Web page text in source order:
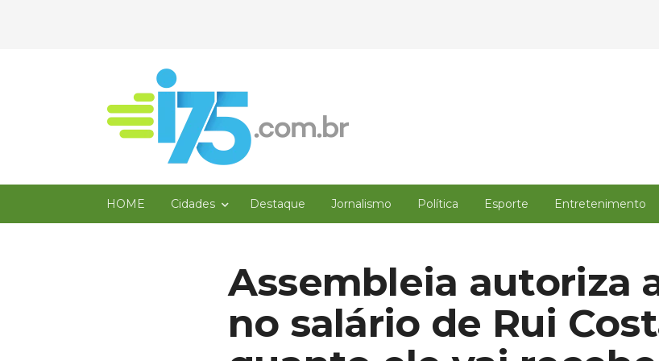
HOME Cidades Destaque Jornalismo Política Esporte Entretenimento
Assembleia autoriza
no salário de Rui